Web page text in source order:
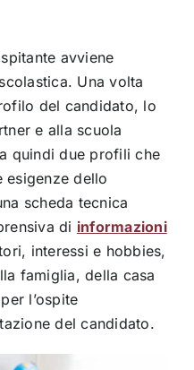
avviene
Una volta
del candidato, lo
e alla scuola
quindi due profili che
esigenze dello
scheda tecnica
di informazioni
interessi e hobbies,
famiglia, della casa
l’ospite
del candidato.